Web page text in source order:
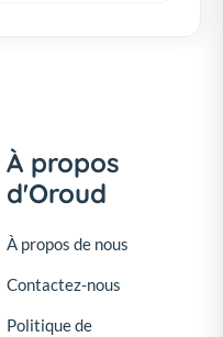
À propos
d'Oroud
À propos de nous
Contactez-nous
Politique de